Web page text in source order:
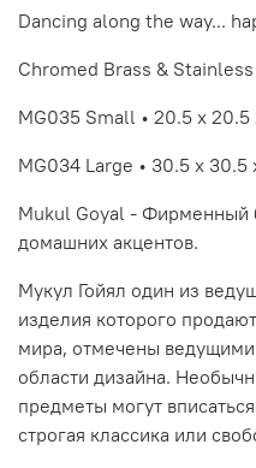
Dancing along the way...
Chromed Brass &
MG035 Small • 20.5 x 20.5
MG034 Large • 30.5 x 30.5
Mukul Goyal - Фирменный
домашних акцентов.
Мукул Гойял один из
изделия которого
мира, отмечены
области дизайна.
предметы могут
строгая классика или